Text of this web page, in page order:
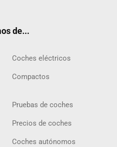
de...
Coches eléctricos
Compactos
Pruebas de coches
Precios de coches
Coches autónomos